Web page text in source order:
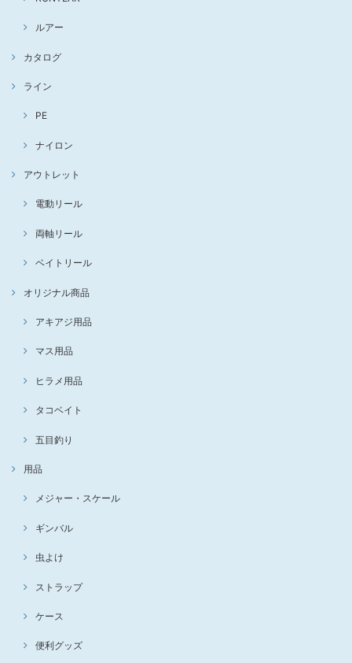
ルアー
カタログ
ライン
PE
ナイロン
アウトレット
電動リール
両軸リール
ベイトリール
オリジナル商品
アキアジ用品
マス用品
ヒラメ用品
タコベイト
五目釣り
用品
メジャー・スケール
ギンバル
虫よけ
ストラップ
ケース
便利グッズ